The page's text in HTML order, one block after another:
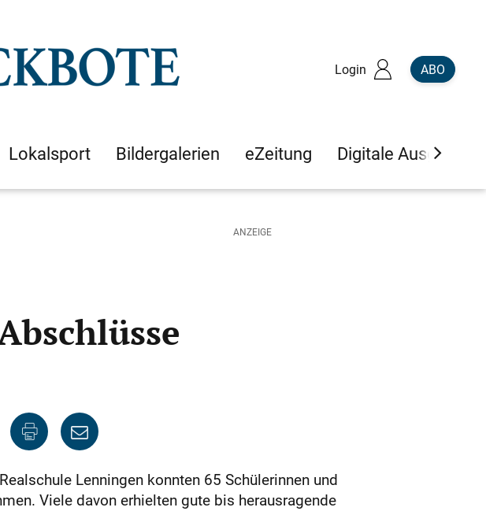
Login ABO
Lokalsport Bildergalerien eZeitung Digitale Ausgaben
Lenningen konnten 65 Schülerinnen und
Viele davon erhielten gute bis herausragende